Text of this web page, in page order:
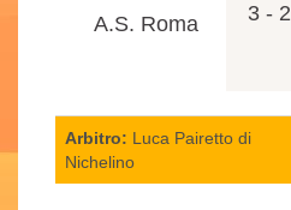
A.S. Roma 3 - 2
Arbitro: Luca Pairetto di
Nichelino